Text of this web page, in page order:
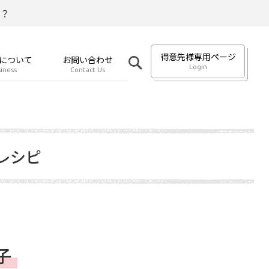
ついて お問い合わせ
Contact Us
得意先様専用ページ
Login
シピ